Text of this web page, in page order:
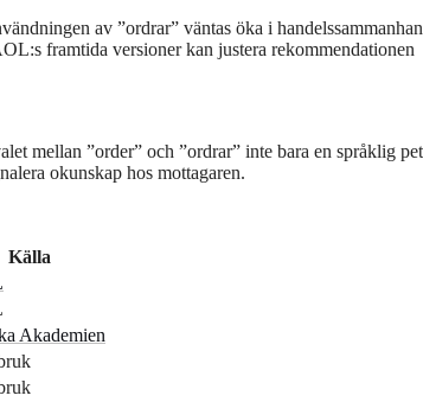
av ”ordrar” väntas öka i
framtida versioner kan justera rekommendationen
mellan ”order” och ”ordrar” inte bara en språklig
okunskap hos mottagaren.
Källa
Akademien